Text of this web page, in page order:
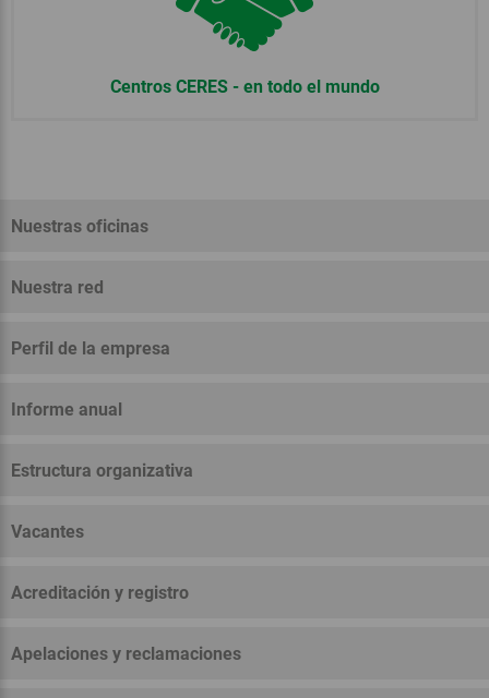
Centros CERES - en todo el mundo
Nuestras oficinas
Nuestra red
Perfil de la empresa
Informe anual
Estructura organizativa
Vacantes
Acreditación y registro
Apelaciones y reclamaciones